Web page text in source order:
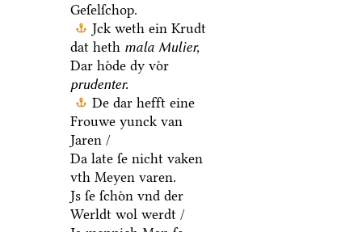
Geſelſchop.
Jck weth ein Krudt
dat heth mala Mulier,
Dar hoͤde dy voͤr
prudenter.
De dar hefft eine
Frouwe yunck van
Jaren /
Da late ſe nicht vaken
vth Meyen varen.
Js ſe ſchoͤn vnd der
Werldt wol werdt /